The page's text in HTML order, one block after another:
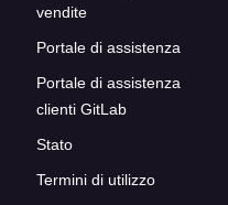
vendite
Portale di assistenza
Portale di assistenza
clienti GitLab
Stato
Termini di utilizzo